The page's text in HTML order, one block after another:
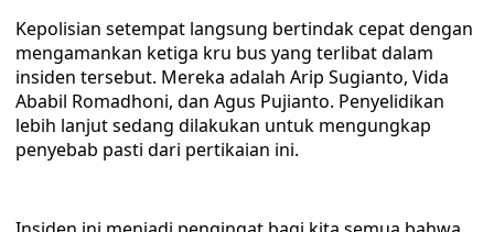
Kepolisian setempat langsung bertindak cepat dengan
mengamankan ketiga kru bus yang terlibat dalam
insiden tersebut. Mereka adalah Arip Sugianto, Vida
Ababil Romadhoni, dan Agus Pujianto. Penyelidikan
lebih lanjut sedang dilakukan untuk mengungkap
penyebab pasti dari pertikaian ini.